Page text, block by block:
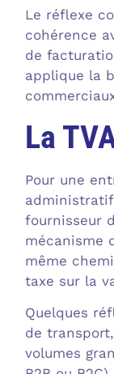
Le réflexe
cohérence
de
applique la
La
Pour une
administratif
fournisseur
mécanisme
même
taxe sur la
Quelques
de
volumes